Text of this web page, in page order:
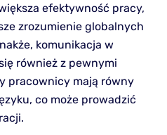
efektywność pracy,
zrozumienie globalnych
komunikacja w
również z pewnymi
pracownicy mają równy
co może prowadzić